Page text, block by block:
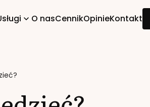
O nasCennikOpinieKontakt